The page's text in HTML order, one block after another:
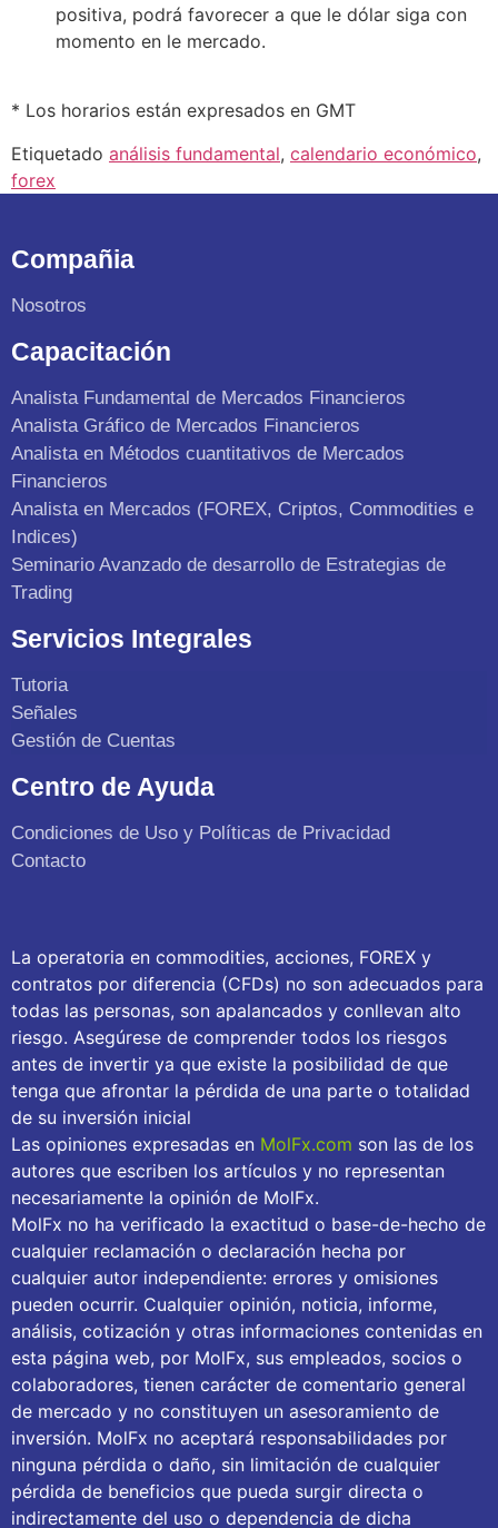
positiva, podrá favorecer a que le dólar siga con
momento en le mercado.
* Los horarios están expresados en GMT
Etiquetado análisis fundamental, calendario económico,
forex
Compañia
Nosotros
Capacitación
Analista Fundamental de Mercados Financieros
Analista Gráfico de Mercados Financieros
Analista en Métodos cuantitativos de Mercados
Financieros
Analista en Mercados (FOREX, Criptos, Commodities e
Indices)
Seminario Avanzado de desarrollo de Estrategias de
Trading
Servicios Integrales
Tutoria
Señales
Gestión de Cuentas
Centro de Ayuda
Condiciones de Uso y Políticas de Privacidad
Contacto
La operatoria en commodities, acciones, FOREX y
contratos por diferencia (CFDs) no son adecuados para
todas las personas, son apalancados y conllevan alto
riesgo. Asegúrese de comprender todos los riesgos
antes de invertir ya que existe la posibilidad de que
tenga que afrontar la pérdida de una parte o totalidad
de su inversión inicial
Las opiniones expresadas en MolFx.com son las de los
autores que escriben los artículos y no representan
necesariamente la opinión de MolFx.
MolFx no ha verificado la exactitud o base-de-hecho de
cualquier reclamación o declaración hecha por
cualquier autor independiente: errores y omisiones
pueden ocurrir. Cualquier opinión, noticia, informe,
análisis, cotización y otras informaciones contenidas en
esta página web, por MolFx, sus empleados, socios o
colaboradores, tienen carácter de comentario general
de mercado y no constituyen un asesoramiento de
inversión. MolFx no aceptará responsabilidades por
ninguna pérdida o daño, sin limitación de cualquier
pérdida de beneficios que pueda surgir directa o
indirectamente del uso o dependencia de dicha